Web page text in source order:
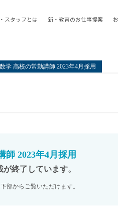
常勤講師
正社員
契約社員
スタッフとは 新・教育のお仕事提案
数学 高校の常勤講師 2023年4月採用
師 2023年4月採用
終了しています。
部からご覧いただけます。